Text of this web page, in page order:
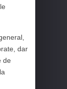
dar
de